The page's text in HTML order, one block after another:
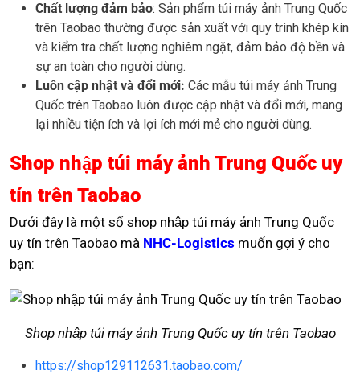
Chất lượng đảm bảo: Sản phẩm túi máy ảnh Trung Quốc
trên Taobao thường được sản xuất với quy trình khép kín
và kiểm tra chất lượng nghiêm ngặt, đảm bảo độ bền và
sự an toàn cho người dùng.
Luôn cập nhật và đổi mới: Các mẫu túi máy ảnh Trung
Quốc trên Taobao luôn được cập nhật và đổi mới, mang
lại nhiều tiện ích và lợi ích mới mẻ cho người dùng.
Shop nhập túi máy ảnh Trung Quốc uy
tín trên Taobao
Dưới đây là một số shop nhập túi máy ảnh Trung Quốc
uy tín trên Taobao mà NHC-Logistics muốn gợi ý cho
bạn:
Shop nhập túi máy ảnh Trung Quốc uy tín trên Taobao
https://shop129112631.taobao.com/